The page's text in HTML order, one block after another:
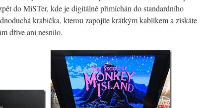
do MiSTer, kde je digitálně přimíchán do standardního
krabička, kterou zapojíte krátkým kablíkem a získáte
dříve ani nesnilo.